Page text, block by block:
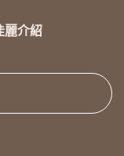
麗介紹